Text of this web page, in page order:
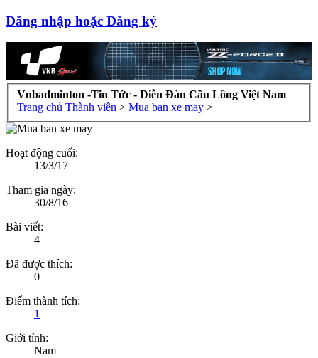
Đăng nhập hoặc Đăng ký
Vnbadminton -Tin Tức - Diễn Đàn Cầu Lông Việt Nam
Trang chủ Thành viên > Mua ban xe may >
Hoạt động cuối:
13/3/17
Tham gia ngày:
30/8/16
Bài viết:
4
Đã được thích:
0
Điểm thành tích:
1
Giới tính:
Nam